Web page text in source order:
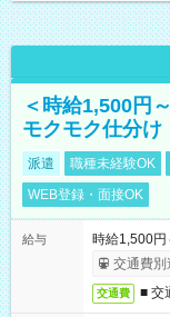
＜時給1,500円
モクモク仕分け
派遣 職種未経験OK
WEB登録・面接OK
給与
時給1,500円
交通費別
交通費 ■ 交